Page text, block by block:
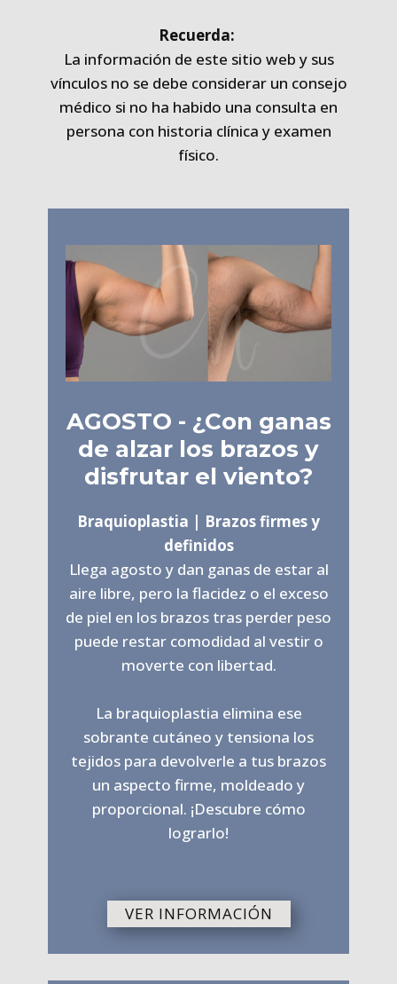
Recuerd​a:
La información de este sitio web y sus
vínculos no se debe considerar un consejo
médico si no ha habido una consulta en
persona con historia clínica y examen
físico.
AGOSTO - ¿Con ganas
de alzar los brazos y
disfrutar el viento?
Braquioplastia | Brazos firmes y
definidos
Llega agosto y dan ganas de estar al
aire libre, pero la flacidez o el exceso
de piel en los brazos tras perder peso
puede restar comodidad al vestir o
moverte con libertad.
La braquioplastia elimina ese
sobrante cutáneo y tensiona los
tejidos para devolverle a tus brazos
un aspecto firme, moldeado y
proporcional. ¡Descubre cómo
lograrlo!
VER INFORMACIÓN